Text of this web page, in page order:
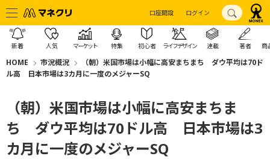
口座開設 ログイン
新着 人気 マーケット 特集 初心者 ライフデザイン 連載 著者 商
HOME 市況概況
（朝）米国市場は小幅に高安まちまち ダウ平均は70ド
ル高 日本市場は3カ月に一度のメジャーSQ
（朝）米国市場は小幅に高安まちま
ち ダウ平均は70ドル高 日本市場は3
カ月に一度のメジャーSQ